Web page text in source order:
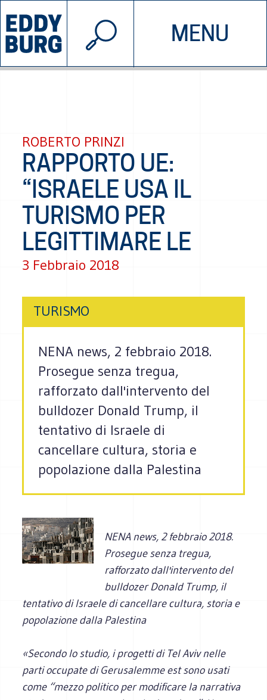
MENU
INIZIATIVE CHI SIAMO
© 2026 EDDYBURG
ROBERTO PRINZI
RAPPORTO UE:
“ISRAELE USA IL
TURISMO PER
LEGITTIMARE LE
3 Febbraio 2018
TURISMO
NENA news, 2 febbraio 2018.
Prosegue senza tregua,
rafforzato dall'intervento del
bulldozer Donald Trump, il
tentativo di Israele di
cancellare cultura, storia e
popolazione dalla Palestina
NENA news, 2 febbraio 2018.
Prosegue senza tregua,
rafforzato dall'intervento del
bulldozer Donald Trump, il
tentativo di Israele di cancellare cultura, storia e
popolazione dalla Palestina
«Secondo lo studio, i progetti di Tel Aviv nelle
parti occupate di Gerusalemme est sono usati
come “mezzo politico per modificare la narrativa